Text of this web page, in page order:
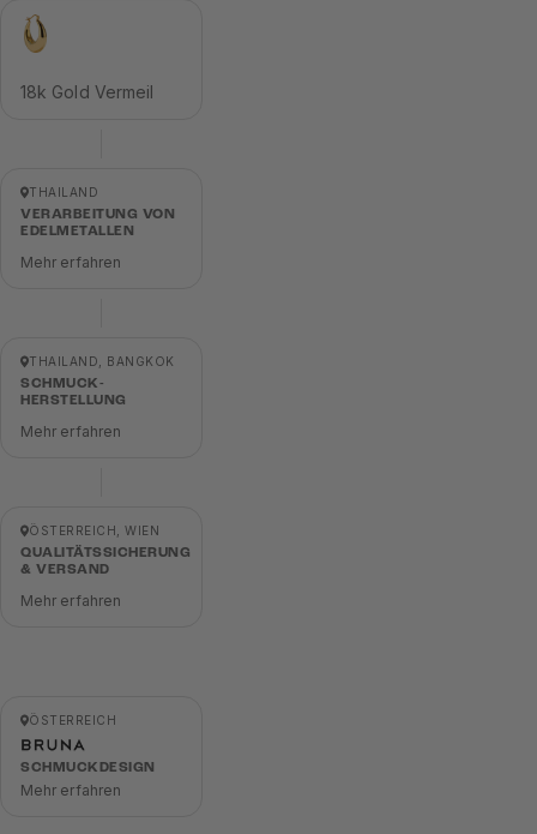
18k Gold Vermeil
THAILAND
VERARBEITUNG VON
EDELMETALLEN
Mehr erfahren
THAILAND, BANGKOK
SCHMUCK-
HERSTELLUNG
Mehr erfahren
ÖSTERREICH, WIEN
QUALITÄTSSICHERUNG
& VERSAND
Mehr erfahren
ÖSTERREICH
SCHMUCKDESIGN
Mehr erfahren